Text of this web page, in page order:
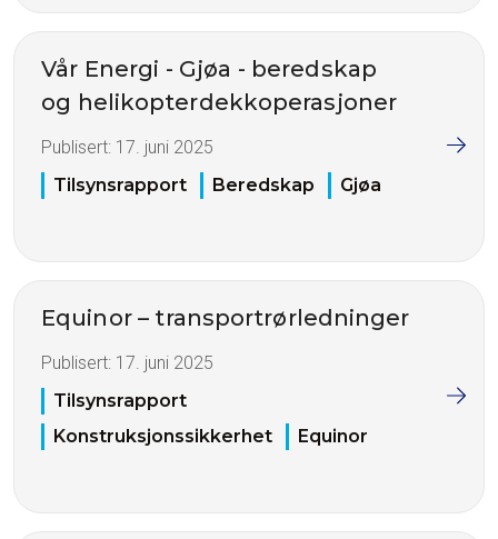
Vår Energi - Gjøa - beredskap
og helikopterdekkoperasjoner
Publisert: 17. juni 2025
Tilsynsrapport
Beredskap Gjøa
Equinor – transportrørledninger
Publisert: 17. juni 2025
Tilsynsrapport
Konstruksjonssikkerhet
Equinor